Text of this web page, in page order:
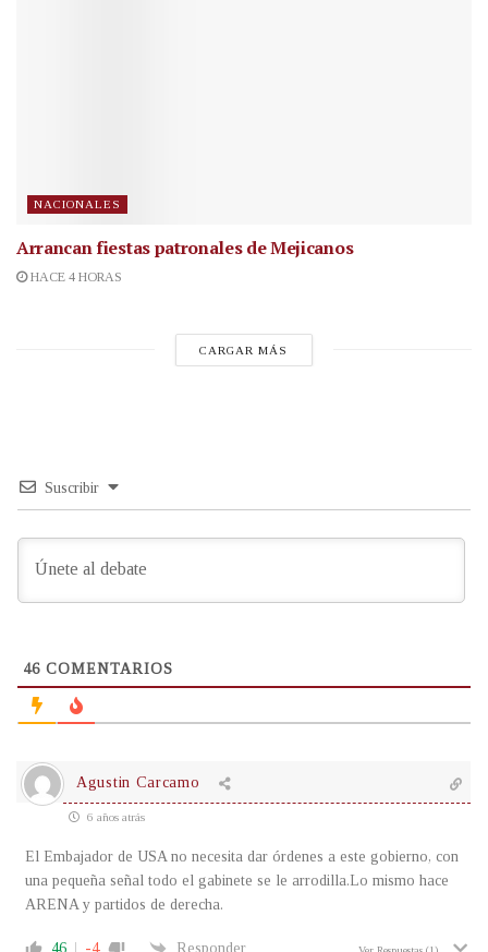
NACIONALES
Arrancan fiestas patronales de Mejicanos
HACE 4 HORAS
CARGAR MÁS
Suscribir
46 COMENTARIOS
Agustin Carcamo
6 años atrás
El Embajador de USA no necesita dar órdenes a este gobierno, con
una pequeña señal todo el gabinete se le arrodilla.Lo mismo hace
ARENA y partidos de derecha.
46 -4 Responder